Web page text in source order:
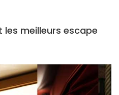
les meilleurs escape